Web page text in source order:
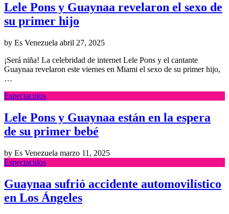
Lele Pons y Guaynaa revelaron el sexo de
su primer hijo
by Es Venezuela abril 27, 2025
¡Será niña! La celebridad de internet Lele Pons y el cantante
Guaynaa revelaron este viernes en Miami el sexo de su primer hijo,
…
Espectaculos
Lele Pons y Guaynaa están en la espera
de su primer bebé
by Es Venezuela marzo 11, 2025
Espectaculos
Guaynaa sufrió accidente automovilístico
en Los Ángeles